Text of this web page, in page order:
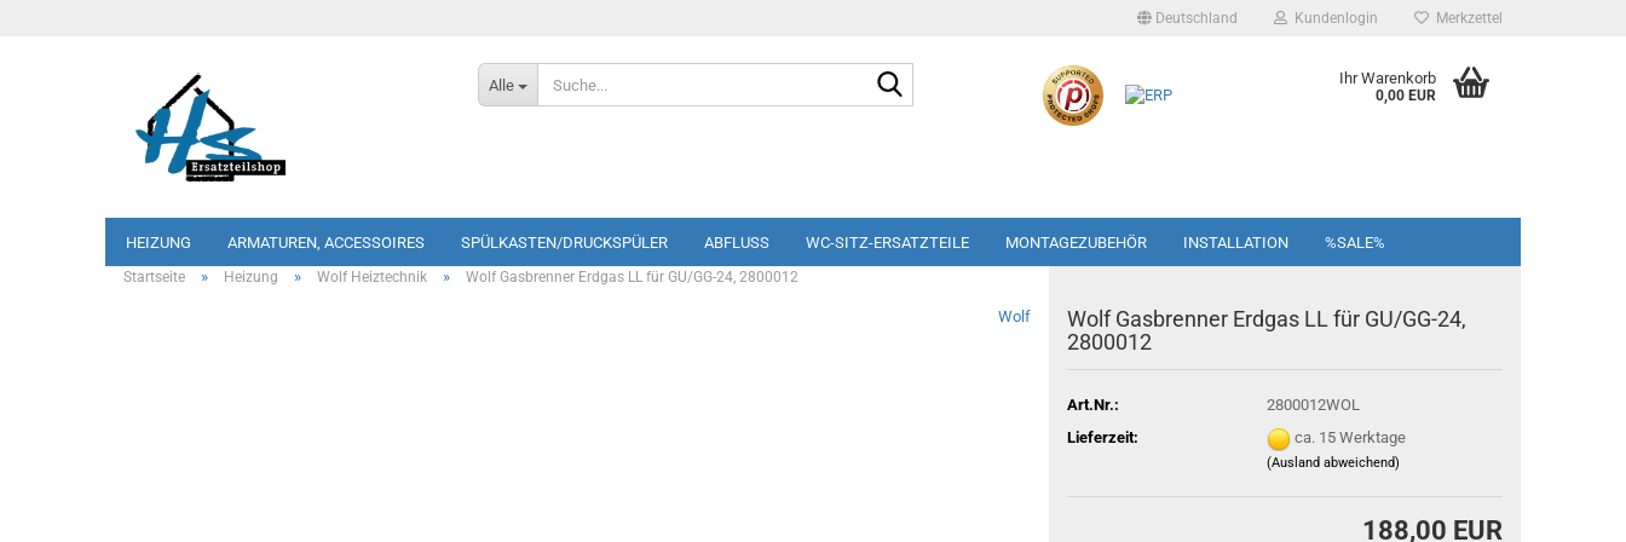
Deutschland Kundenlogin Merkzettel
Alle Ihr Warenkorb
0,00 EUR
HEIZUNG ARMATUREN, ACCESSOIRES SPÜLKASTEN/DRUCKSPÜLER ABFLUSS WC-SITZ-ERSATZTEILE MONTAGEZUBEHÖR INSTALLATION %SALE%
Startseite » Heizung » Wolf Heiztechnik » Wolf Gasbrenner Erdgas LL für GU/GG-24, 2800012
Wolf
Wolf Gasbrenner Erdgas LL für GU/GG-24,
2800012
Art.Nr.:
2800012WOL
Lieferzeit:
ca. 15 Werktage
(Ausland abweichend)
188,00 EUR